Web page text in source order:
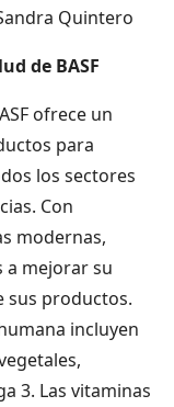
Quintero
de BASF
ofrece un
para
los sectores
Con
modernas,
a mejorar su
sus productos.
incluyen
3. Las vitaminas